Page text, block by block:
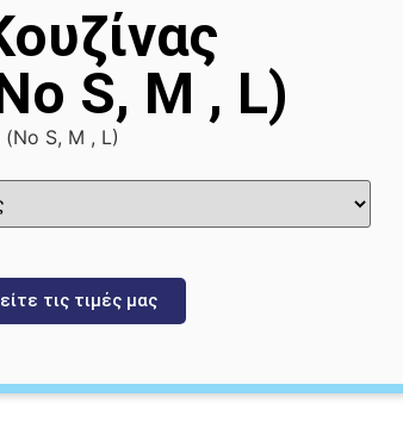
S, M , L)
(Νο S, M , L)
τις τιμές μας